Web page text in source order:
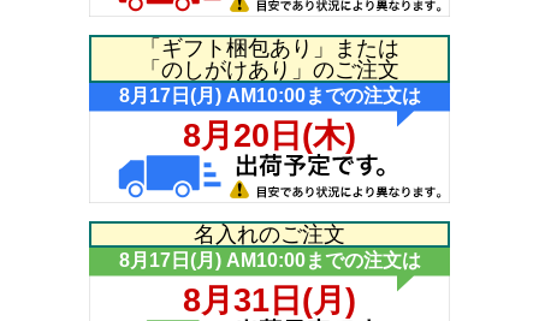
「ギフト梱包あり」または
「のしがけあり」のご注文
名入れのご注文